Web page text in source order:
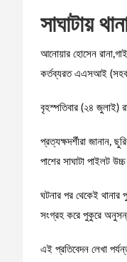
সাঘাটায়
আনোয়ার হোসেন
কর্তব্যরত এএসআই
বৃহস্পতিবার (২৪ জুলাই)
প্রত্যক্ষদর্শীরা জানান,
পাশের সাঘাটা পাইলট
ঘটনার পর থেকেই থানার
সংগ্রহ করে পুকুরে
এই প্রতিবেদন লেখা